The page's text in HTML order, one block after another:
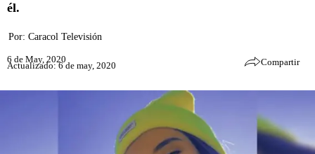
él.
Por: Caracol Televisión
6 de May, 2020
Actualizado: 6 de may, 2020 Compartir